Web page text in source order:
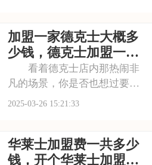
值得关注。蜜雪冰城，正在以
其独特的经营模式和市场策
略，书写着属于自己的
加盟一家德克士大概多
少钱，德克士加盟一般
要多少万元
看着德克士店内那热闹非
凡的场景，你是否也想过要拥
有一家这样的店铺？加盟德克
式和丰富的市场经验，还能为
你提供全面的培训和支持。本
2025-03-26 15:21:33
华莱士加盟费一共多少
钱，开个华莱士加盟店